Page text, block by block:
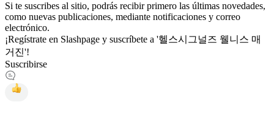
Si te suscribes al sitio, podrás recibir primero las últimas novedades,
como nuevas publicaciones, mediante notificaciones y correo
electrónico.
¡Regístrate en Slashpage y suscríbete a '헬스시그널즈 웰니스 매
거진'!
Suscribirse